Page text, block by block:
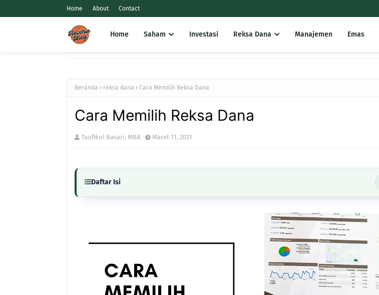
Home About Contact
Home Saham Investasi Reksa Dana Manajemen Emas
Beranda reksa dana Cara Memilih Reksa Dana
Cara Memilih Reksa Dana
Taufikul Basari, MBA Maret 11, 2021
Daftar Isi